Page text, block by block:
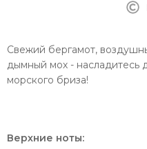
Свежий бергамот,
дымный мох - насладитесь
морского бриза!
Верхние ноты: